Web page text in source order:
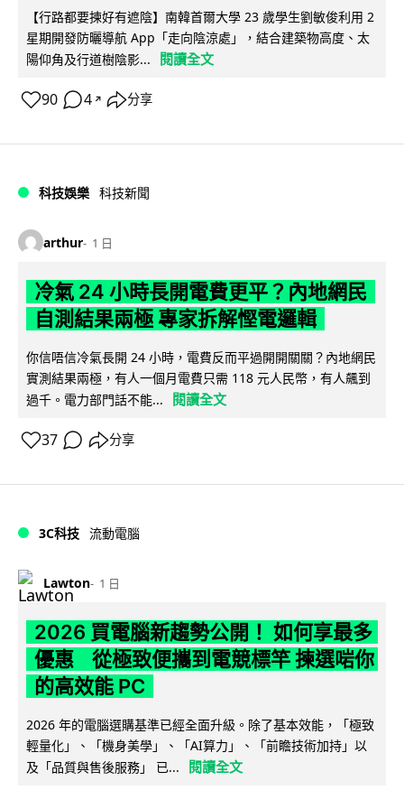
【行路都要揀好有遮陰】南韓首爾大學 23 歲學生劉敏俊利用 2
星期開發防曬導航 App「走向陰涼處」，結合建築物高度、太
陽仰角及行道樹陰影...
閱讀全文
90 4 ↗ 分享
科技娛樂 科技新聞
arthur 1 日
冷氣 24 小時長開電費更平？內地網民
自測結果兩極 專家拆解慳電邏輯
你信唔信冷氣長開 24 小時，電費反而平過開開關關？內地網民
實測結果兩極，有人一個月電費只需 118 元人民幣，有人飆到
過千。電力部門話不能...
閱讀全文
37 分享
3C科技 流動電腦
Lawton 1 日
2026 買電腦新趨勢公開！ 如何享最多
優惠 從極致便攜到電競標竿 揀選啱你
的高效能 PC
2026 年的電腦選購基準已經全面升級。除了基本效能，「極致
輕量化」、「機身美學」、「AI算力」、「前瞻技術加持」以
及「品質與售後服務」 已...
閱讀全文